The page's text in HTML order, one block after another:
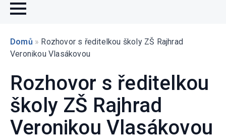
Domů » Rozhovor s ředitelkou školy ZŠ Rajhrad
Veronikou Vlasákovou
Rozhovor s ředitelkou
školy ZŠ Rajhrad
Veronikou Vlasákovou